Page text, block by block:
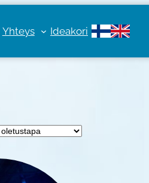
Yhteys Ideakori